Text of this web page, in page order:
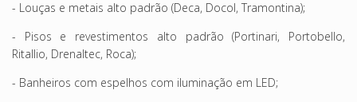
- Louças e metais alto padrão (Deca, Docol, Tramontina);
- Pisos e revestimentos alto padrão (Portinari, Portobello,
Ritallio, Drenaltec, Roca);
- Banheiros com espelhos com iluminação em LED;